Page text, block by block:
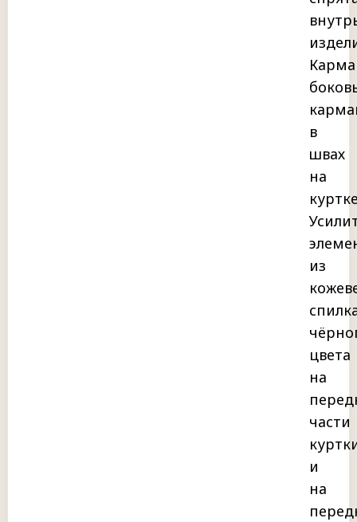
в
швах
на
из
цвета
на
части
и
на